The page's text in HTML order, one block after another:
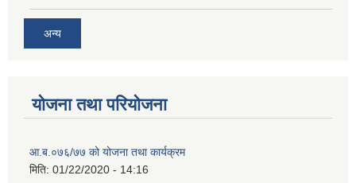
अन्य
योजना तथा परियोजना
आ.ब.०७६/७७ को योजना तथा कार्यक्रम
मिति: 01/22/2020 - 14:16